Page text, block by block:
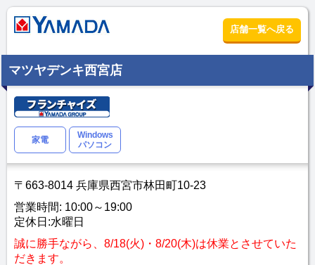
店舗一覧へ戻る
マツヤデンキ西宮店
家電
Windows
パソコン
〒663-8014 兵庫県西宮市林田町10-23
営業時間: 10:00～19:00
定休日:水曜日
誠に勝手ながら、8/18(火)・8/20(木)は休業とさせていた
だきます。